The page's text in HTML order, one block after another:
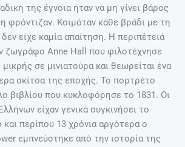
της έγνοια ήταν να μη γίνει βάρος
φρόντιζαν. Κοιμόταν κάθε βράδι με τη
δεν είχε καμία απαίτηση. Η περιπέτειά
ζωγράφο Anne Hall που φιλοτέχνησε
σε μινιατούρα και θεωρείται ένα
σκίτσα της εποχής. Το πορτρέτο
βιβλίου που κυκλοφόρησε το 1831. Οι
είχαν γενικά συγκινήσει το
και περίπου 13 χρόνια αργότερα ο
εμπνεύστηκε από την ιστορία της